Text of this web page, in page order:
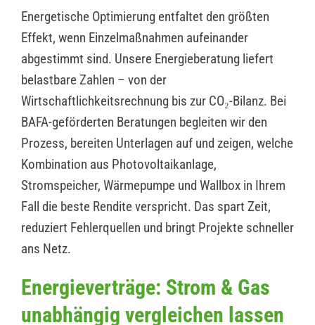
Energetische Optimierung entfaltet den größten
Effekt, wenn Einzelmaßnahmen aufeinander
abgestimmt sind. Unsere Energieberatung liefert
belastbare Zahlen – von der
Wirtschaftlichkeitsrechnung bis zur CO₂-Bilanz. Bei
BAFA-geförderten Beratungen begleiten wir den
Prozess, bereiten Unterlagen auf und zeigen, welche
Kombination aus Photovoltaikanlage,
Stromspeicher, Wärmepumpe und Wallbox in Ihrem
Fall die beste Rendite verspricht. Das spart Zeit,
reduziert Fehlerquellen und bringt Projekte schneller
ans Netz.
Energieverträge: Strom & Gas
unabhängig vergleichen lassen